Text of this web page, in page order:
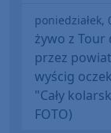
poniedziałek,
żywo z Tour
przez
wyścig
"Cały
FOTO)